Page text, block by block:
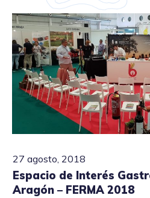
27 agosto, 2018
Espacio de Interés
Aragón – FERMA 2018